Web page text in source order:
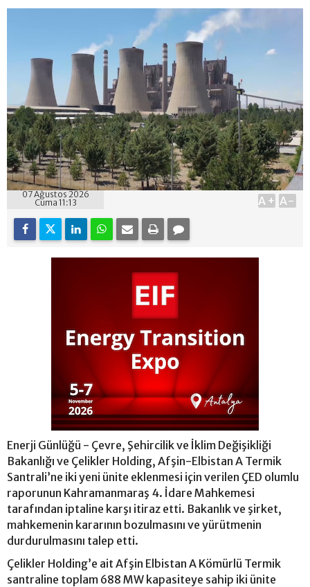
07 Ağustos 2026
Cuma 11:13
A+ A-
Enerji Günlüğü - Çevre, Şehircilik ve İklim Değişikliği
Bakanlığı ve Çelikler Holding, Afşin-Elbistan A Termik
Santrali’ne iki yeni ünite eklenmesi için verilen ÇED olumlu
raporunun Kahramanmaraş 4. İdare Mahkemesi
tarafından iptaline karşı itiraz etti. Bakanlık ve şirket,
mahkemenin kararının bozulmasını ve yürütmenin
durdurulmasını talep etti.
Çelikler Holding’e ait Afşin Elbistan A Kömürlü Termik
santraline toplam 688 MW kapasiteye sahip iki ünite